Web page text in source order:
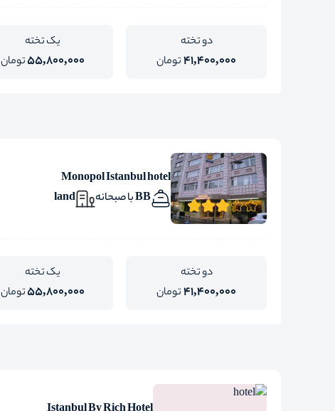
دو تخته
41,400,000تومان
یک تخته
55,800,000تومان
Monopol Istanbul hotel
BB با صبحانه
land
دو تخته
41,400,000تومان
یک تخته
55,800,000تومان